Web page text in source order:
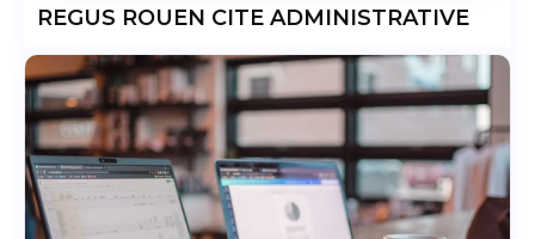
REGUS ROUEN CITE ADMINISTRATIVE